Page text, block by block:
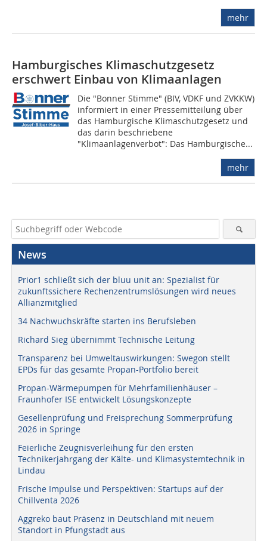
mehr
Hamburgisches Klimaschutzgesetz
erschwert Einbau von Klimaanlagen
Die "Bonner Stimme" (BIV, VDKF und ZVKKW)
informiert in einer Pressemitteilung über
das Hamburgische Klimaschutzgesetz und
das darin beschriebene
"Klimaanlagenverbot": Das Hamburgische...
mehr
News
Prior1 schließt sich der bluu unit an: Spezialist für
zukunftssichere Rechenzentrumslösungen wird neues
Allianzmitglied
34 Nachwuchskräfte starten ins Berufsleben
Richard Sieg übernimmt Technische Leitung
Transparenz bei Umweltauswirkungen: Swegon stellt
EPDs für das gesamte Propan-Portfolio bereit
Propan-Wärmepumpen für Mehrfamilienhäuser –
Fraunhofer ISE entwickelt Lösungskonzepte
Gesellenprüfung und Freisprechung Sommerprüfung
2026 in Springe
Feierliche Zeugnisverleihung für den ersten
Technikerjahrgang der Kälte- und Klimasystemtechnik in
Lindau
Frische Impulse und Perspektiven: Startups auf der
Chillventa 2026
Aggreko baut Präsenz in Deutschland mit neuem
Standort in Pfungstadt aus